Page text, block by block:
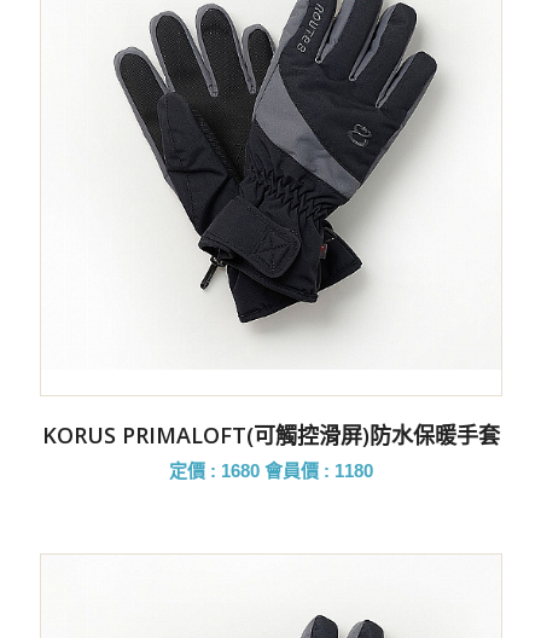
KORUS PRIMALOFT(可觸控滑屏)防水保暖手套
定價 : 1680 會員價 : 1180